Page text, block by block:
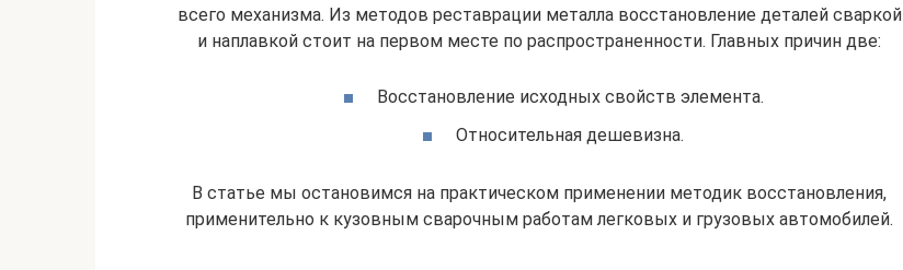
всего механизма. Из методов реставрации металла восстановление деталей сваркой
и наплавкой стоит на первом месте по распространенности. Главных причин две:
Восстановление исходных свойств элемента.
Относительная дешевизна.
В статье мы остановимся на практическом применении методик восстановления,
применительно к кузовным сварочным работам легковых и грузовых автомобилей.